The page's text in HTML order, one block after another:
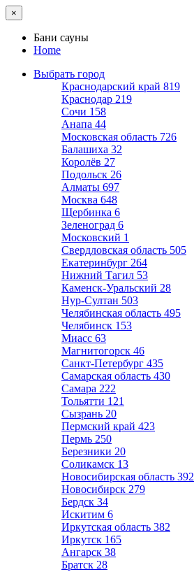
×
Бани сауны
Home
Выбрать город
Краснодарский край 819
Краснодар 219
Сочи 158
Анапа 44
Московская область 726
Балашиха 32
Королёв 27
Подольск 26
Алматы 697
Москва 648
Щербинка 6
Зеленоград 6
Московский 1
Свердловская область 505
Екатеринбург 264
Нижний Тагил 53
Каменск-Уральский 28
Нур-Султан 503
Челябинская область 495
Челябинск 153
Миасс 63
Магнитогорск 46
Санкт-Петербург 435
Самарская область 430
Самара 222
Тольятти 121
Сызрань 20
Пермский край 423
Пермь 250
Березники 20
Соликамск 13
Новосибирская область 392
Новосибирск 279
Бердск 34
Искитим 6
Иркутская область 382
Иркутск 165
Ангарск 38
Братск 28